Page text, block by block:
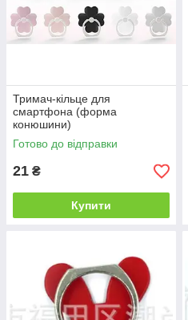
Тримач-кільце для
смартфона (форма
конюшини)
Готово до відправки
21 ₴
Купити